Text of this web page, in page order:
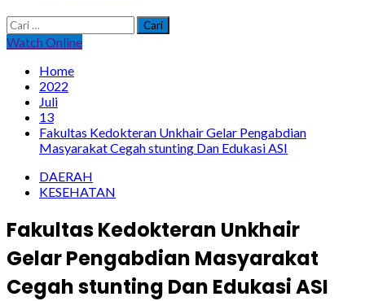
Cari
untuk:
Watch Online
Home
2022
Juli
13
Fakultas Kedokteran Unkhair Gelar Pengabdian
Masyarakat Cegah stunting Dan Edukasi ASI
DAERAH
KESEHATAN
Fakultas Kedokteran Unkhair
Gelar Pengabdian Masyarakat
Cegah stunting Dan Edukasi ASI